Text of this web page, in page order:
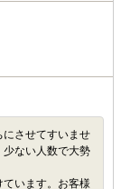
させてすいませ
少ない人数で大勢
ています。お客様